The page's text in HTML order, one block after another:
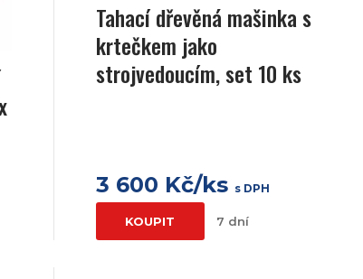
Tahací dřevěná mašinka s
krtečkem jako
strojvedoucím, set 10 ks
3 600 Kč/ks s DPH
KOUPIT 7 dní